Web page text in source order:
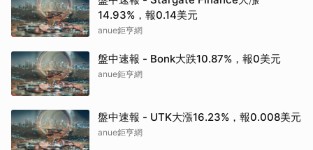
14.93%，報0.14美元
anue鉅亨網
盤中速報 - Bonk大跌10.87%，報0美元
anue鉅亨網
盤中速報 - UTK大漲16.23%，報0.008美元
anue鉅亨網